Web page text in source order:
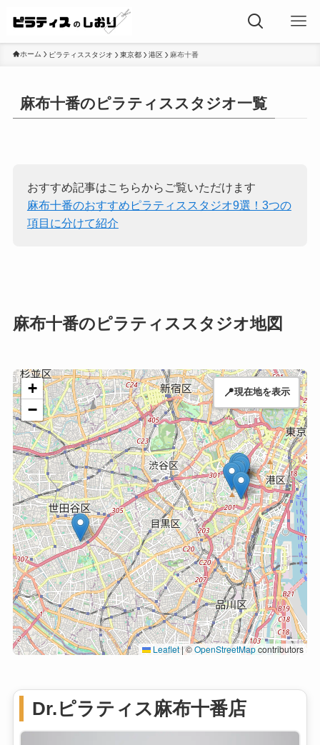
ホーム ピラティススタジオ 東京都 港区 麻布十番
麻布十番のピラティススタジオ一覧
おすすめ記事はこちらからご覧いただけます
麻布十番のおすすめピラティススタジオ9選！3つの
項目に分けて紹介
麻布十番のピラティススタジオ地図
+
−
Leaflet |©OpenStreetMapcontributors
📍現在地を表示
Dr.ピラティス麻布十番店